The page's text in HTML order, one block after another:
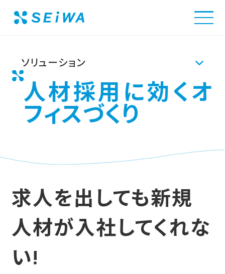
ソリューション
Solution
環境空間構築ソリューション
オフィス移転・リニューアルサービス
オフィスデザイン・レイアウト設計
事例・実績
Company
採用情報
人材採用に効くオ
フィスづくり
求人を出しても新規
人材が入社してくれな
い!